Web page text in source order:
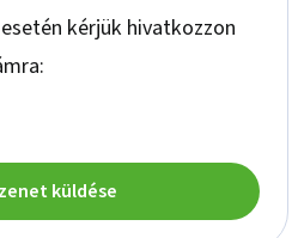
kérjük hivatkozzon
küldése